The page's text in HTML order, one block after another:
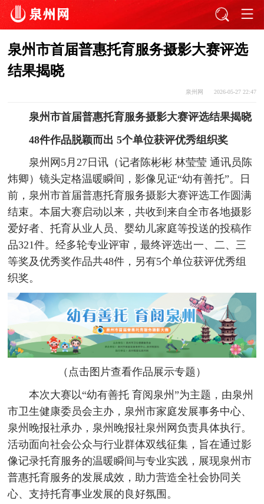
泉州市首届普惠托育服务摄影大赛评选
结果揭晓
泉州网 2026-05-27 22:47
泉州市首届普惠托育服务摄影大赛评选结果揭晓
48件作品脱颖而出 5个单位获评优秀组织奖
泉州网5月27日讯（记者陈彬彬 林莹莹 通讯员陈
炜卿）镜头定格温暖瞬间，影像见证“幼有善托”。日
前，泉州市首届普惠托育服务摄影大赛评选工作圆满
结束。本届大赛启动以来，共收到来自全市各地摄影
爱好者、托育从业人员、婴幼儿家庭等投送的投稿作
品321件。经多轮专业评审，最终评选出一、二、三
等奖及优秀奖作品共48件，另有5个单位获评优秀组
织奖。
（点击图片查看作品展示专题）
本次大赛以“幼有善托 育阅泉州”为主题，由泉州
市卫生健康委员会主办，泉州市家庭发展事务中心、
泉州晚报社承办，泉州晚报社泉州网负责具体执行。
活动面向社会公众与行业群体双线征集，旨在通过影
像记录托育服务的温暖瞬间与专业实践，展现泉州市
普惠托育服务的发展成效，助力营造全社会协同关
心、支持托育事业发展的良好氛围。